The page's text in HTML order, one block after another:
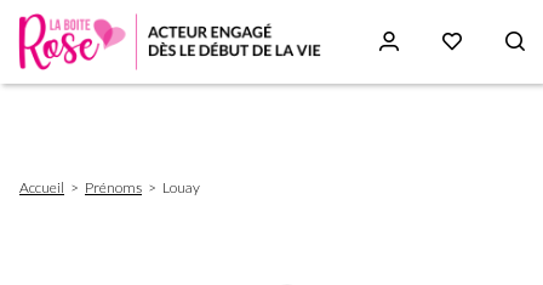
d'Ariane
Accueil Prénoms Louay